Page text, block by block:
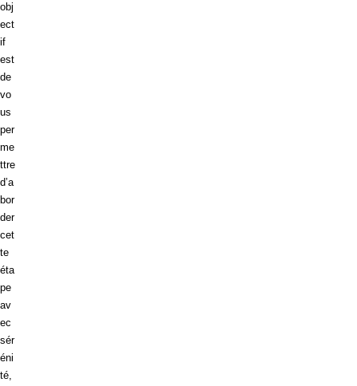
obj
ect
if
est
de
vo
us
per
me
ttre
d’a
bor
der
cet
te
éta
pe
av
ec
sér
éni
té,